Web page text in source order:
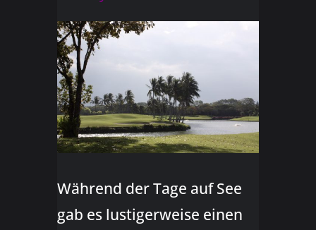
Während der Tage auf See
gab es lustigerweise einen